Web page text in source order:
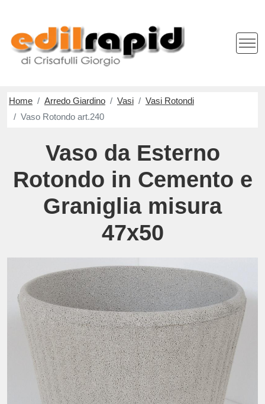
Home Arredo Giardino Vasi
Vasi Rotondi
Vaso Rotondo art.240
Vaso da Esterno
Rotondo in Cemento e
Graniglia misura
47x50